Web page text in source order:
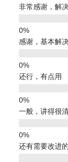
非常感谢，解
感谢，基本解
还行，有点用
一般，讲得很
还有需要改进